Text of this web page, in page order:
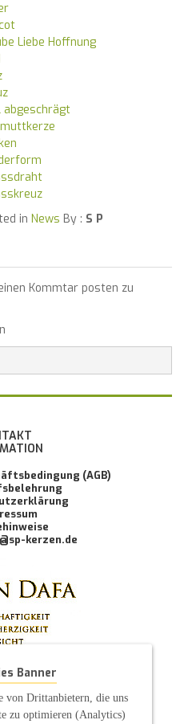
Liebe Hoffnung
abgeschrägt
in News By : S P
Kommtar posten zu
(AGB)
kerzen.de
Banner
von Drittanbietern, die uns
zu optimieren (Analytics)